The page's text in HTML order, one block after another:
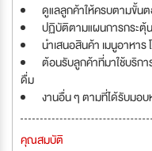
ดูแลลูกค้าให้ครบตามขั้น
ปฏิบัติตามแผนการกระตุ้
นำเสนอสินค้า เมนูอาหา
ต้อนรับลูกค้าที่มาใช้บริกา
ดื่ม
งานอื่น ๆ ตามที่ได้รับมอ
คุณสมบัติ